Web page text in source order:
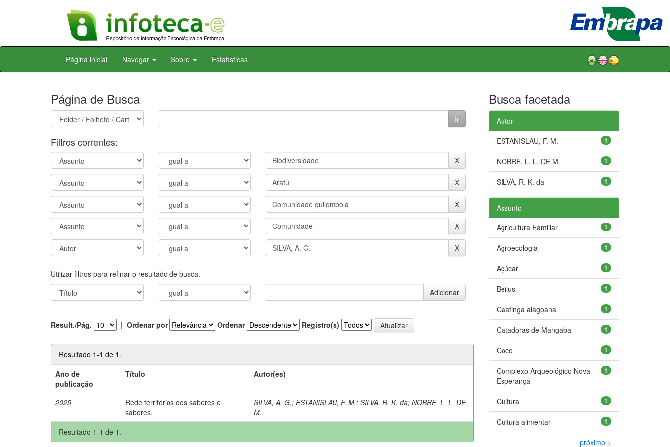
Skip
Página inicial Navegar Sobre Estatísticas
Página de Busca
Filtros correntes:
Utilizar filtros para refinar o resultado de busca.
Result./Pág. | Ordenar por Ordenar Registro(s)
Resultado 1-1 de 1.
Ano de
publicação
Título Autor(es)
2025
Rede territórios dos saberes e
sabores.
SILVA, A. G.;ESTANISLAU, F. M.;SILVA, R. K. da;NOBRE, L. L. DE
M.
Resultado 1-1 de 1.
Busca facetada
Autor
1
ESTANISLAU, F. M.
1
NOBRE, L. L. DE M.
1
SILVA, R. K. da
Assunto
1
Agricultura Familiar
1
Agroecologia
1
Açúcar
1
Beijus
1
Caatinga alagoana
1
Catadoras de Mangaba
1
Coco
1
Complexo Arqueológico Nova
Esperança
1
Cultura
1
Cultura alimentar
próximo >